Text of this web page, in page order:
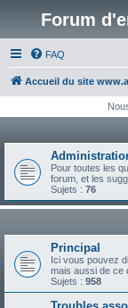
Forum
FAQ
Accueil du site
Pour toutes les
forum, et les
Sujets : 76
Principal
Ici vous pouvez
mais aussi de ce
Sujets : 958